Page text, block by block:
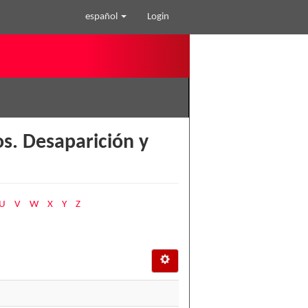
español Login
Desaparición y
U V W X Y Z